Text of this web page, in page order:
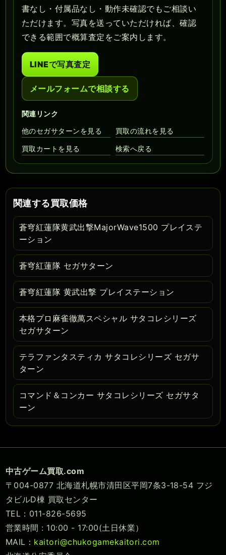
書なし・付属品なし・動作未確認でもご相談い
ただけます。写真を送っていただければ、確認
できる範囲で概算査定をご案内します。
LINEで写真査定
メールフォームで相談する
関連リンク
他のセガサターンを見る
買取の流れを見る
買取カートを見る 検索へ戻る
関連する買取価格
蒼穹紅蓮隊黄武出撃MajorWave1500 プレイステ
ーション
蒼穹紅蓮隊 セガサターン
蒼穹紅蓮隊 黄武出撃 プレイステーション
本格プロ麻雀徹萬スペシャル サタコレシリーズ
セガサターン
テラファンタスティカ サタコレシリーズ セガサ
ターン
コマンド＆コンカー サタコレシリーズ セガサタ
ーン
中古ゲーム買取.com
〒004-0877 北海道札幌市清田区平岡7条3-18-54 フジ
タビルD棟 買取センター
TEL：011-826-5695
営業時間 : 10:00 - 17:00(土日休業）
MAIL： kaitori@chukogamekaitori.com